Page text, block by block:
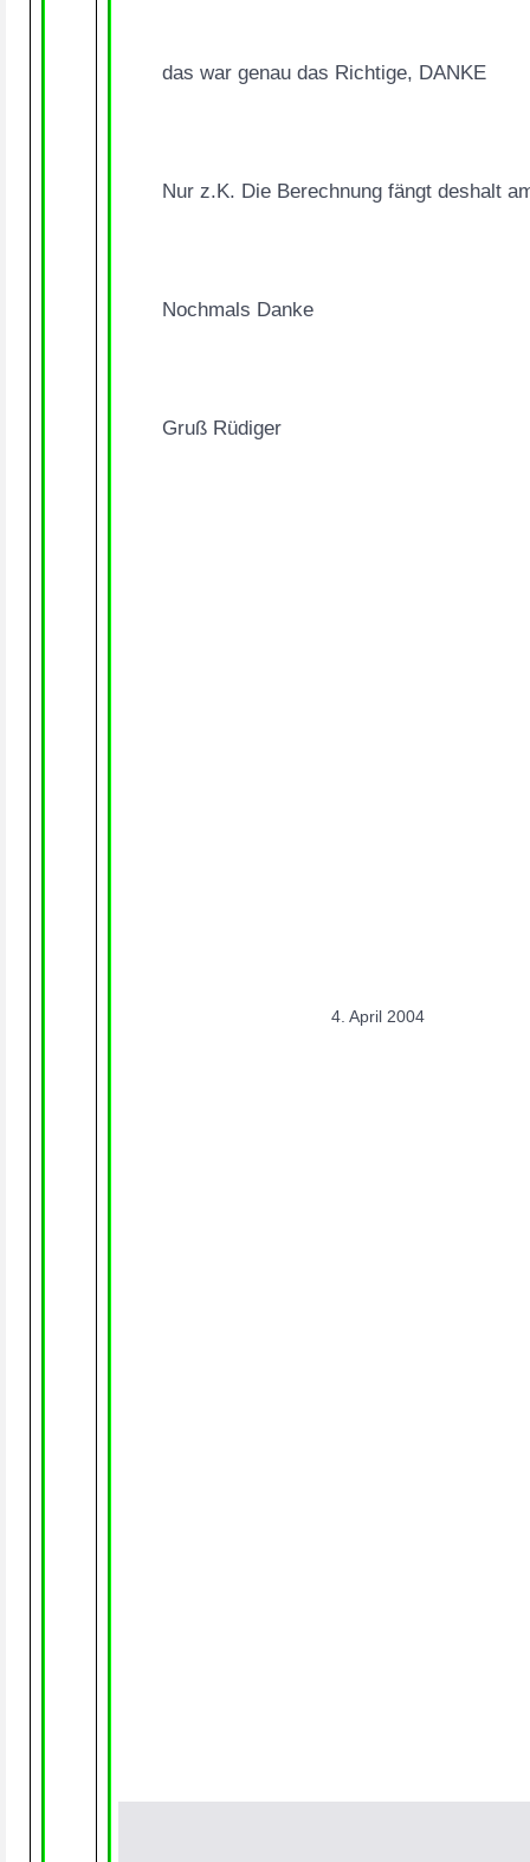
das war genau das Richtige, DANKE
Nur z.K. Die Berechnung fängt deshalt
Nochmals Danke
Gruß Rüdiger
4. April 2004